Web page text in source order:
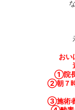
おい
①院
②朝７
③施術